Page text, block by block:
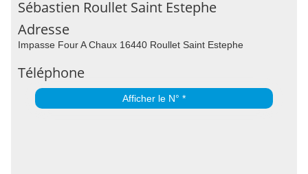
Sébastien Roullet Saint Estephe
Adresse
Impasse Four A Chaux 16440 Roullet Saint Estephe
Téléphone
Afficher le N° *